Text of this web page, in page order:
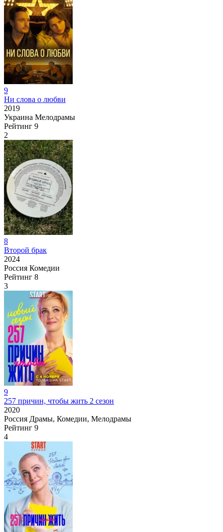
9
Ни слова о любви
2019
Украина Мелодрамы
Рейтинг 9
2
8
Второй брак
2024
Россия Комедии
Рейтинг 8
3
9
257 причин, чтобы жить 2 сезон
2020
Россия Драмы, Комедии, Мелодрамы
Рейтинг 9
4